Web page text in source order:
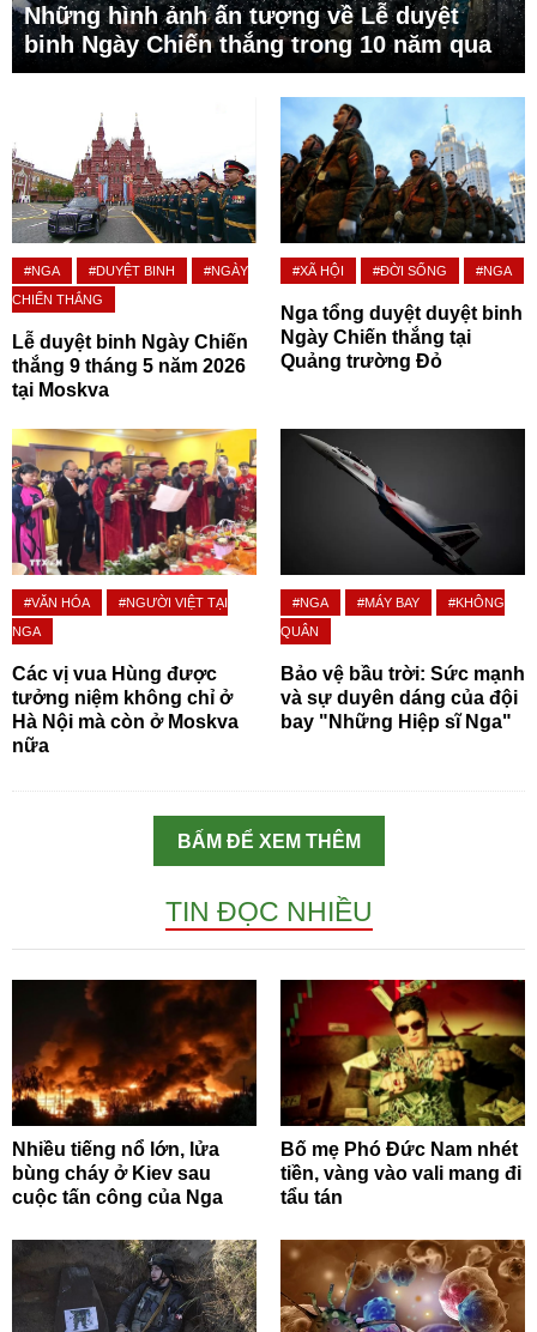
Những hình ảnh ấn tượng về Lễ duyệt
binh Ngày Chiến thắng trong 10 năm qua
#NGA #DUYỆT BINH
#NGÀY
CHIẾN THẮNG
Lễ duyệt binh Ngày Chiến
thắng 9 tháng 5 năm 2026
tại Moskva
#XÃ HỘI #ĐỜI SỐNG #NGA
Nga tổng duyệt duyệt binh
Ngày Chiến thắng tại
Quảng trường Đỏ
#VĂN HÓA
#NGƯỜI VIỆT TẠI
NGA
Các vị vua Hùng được
tưởng niệm không chỉ ở
Hà Nội mà còn ở Moskva
nữa
#NGA #MÁY BAY
#KHÔNG
QUÂN
Bảo vệ bầu trời: Sức mạnh
và sự duyên dáng của đội
bay "Những Hiệp sĩ Nga"
BẤM ĐỂ XEM THÊM
TIN ĐỌC NHIỀU
Nhiều tiếng nổ lớn, lửa
bùng cháy ở Kiev sau
cuộc tấn công của Nga
Bố mẹ Phó Đức Nam nhét
tiền, vàng vào vali mang đi
tẩu tán